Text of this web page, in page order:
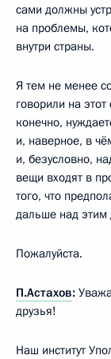
сами должны
на проблемы,
внутри страны.
Я тем не менее
говорили на
конечно,
и, наверное, в
и, безусловно,
вещи входят в
того, что
дальше над этим
Пожалуйста.
П.Астахов:
друзья!
Наш институт